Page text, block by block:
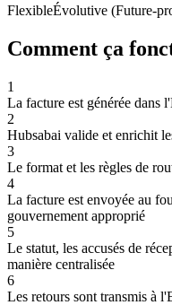
FlexibleÉvolutive (Future-
Comment ça
1
La facture est générée dans
2
Hubsabai valide et enrichit
3
Le format et les règles de
4
La facture est envoyée au
gouvernement approprié
5
Le statut, les accusés de
manière centralisée
6
Les retours sont transmis à